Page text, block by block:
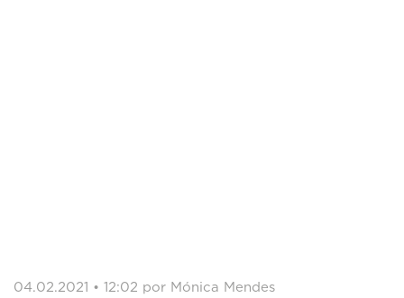
04.02.2021 • 12:02 por Mónica Mendes